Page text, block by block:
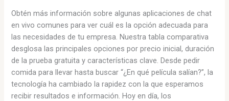
Obtén más información sobre algunas aplicaciones de chat
en vivo comunes para ver cuál es la opción adecuada para
las necesidades de tu empresa. Nuestra tabla comparativa
desglosa las principales opciones por precio inicial, duración
de la prueba gratuita y características clave. Desde pedir
comida para llevar hasta buscar “¿En qué película salían?”, la
tecnología ha cambiado la rapidez con la que esperamos
recibir resultados e información. Hoy en día, los